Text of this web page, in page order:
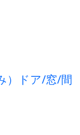
）ドア/窓/間